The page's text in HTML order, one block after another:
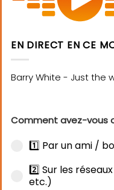
EN DIRECT EN CE
Comment avez-vous
1️⃣ Par un ami /
2️⃣ Sur les
etc.)